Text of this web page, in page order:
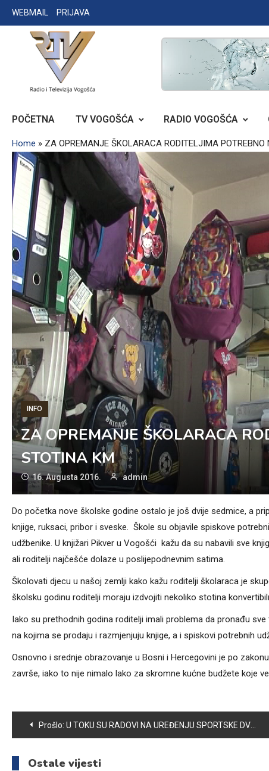
Skip
to
WEBMAIL PRIJAVA
RADIO TELEVIZIJA VOGOŠĆA
POČETNA TV VOGOŠĆA RADIO VOGOŠĆA
Home » ZA OPREMANJE ŠKOLARACA RODITELJIMA POTREBNO
INFO
ZA OPREMANJE ŠKOLARACA
STOTINA KM
16. Augusta 2016. admin
Do početka nove školske godine ostalo je još dvije sedmice, a
knjige, ruksaci, pribor i sveske. Škole su objavile spiskove
udžbenike. U knjižari Pikver u Vogošći kažu da su nabavili sve
ali roditelji najčešće dolaze u poslijepodnevnim satima.
Školovati djecu u našoj zemlji kako kažu roditelji školaraca je
školsku godinu roditelji moraju izdvojiti nekoliko stotina
Iako su prethodnih godina roditelji imali problema da pronađu
na kojima se prodaju i razmjenjuju knjige, a i spiskovi potrebnih
Osnovno i srednje obrazovanje u Bosni i Hercegovini je po
završe, iako to nije nimalo lako za skromne kućne budžete koje
Navigacija
članaka
Prošlo: U TOKU SU RADOVI NA UREĐENJU SPORTSKE DVORANE “AMEL BEČKOVIĆ”
Ostale vijesti